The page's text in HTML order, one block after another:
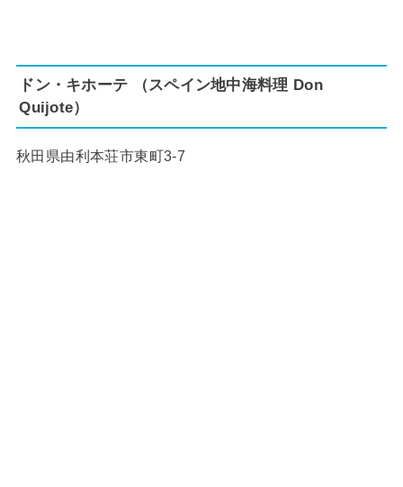
ドン・キホーテ （スペイン地中海料理 Don
Quijote）
秋田県由利本荘市東町3-7